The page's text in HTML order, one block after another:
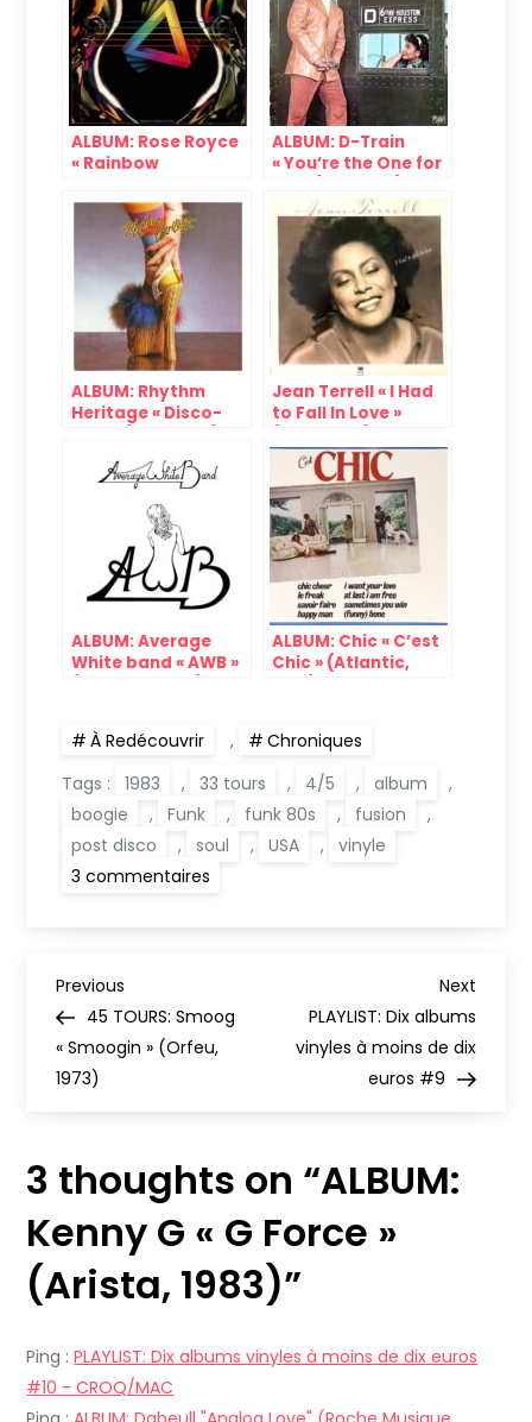
ALBUM: Rose Royce
« Rainbow
(Whitfield, 1979)
ALBUM: D-Train
« You’re the One for
ALBUM: Rhythm
Heritage « Disco-
Jean Terrell « I Had
to Fall In Love »
ALBUM: Average
White band « AWB »
ALBUM: Chic « C’est
Chic » (Atlantic,
À Redécouvrir ,
Chroniques
Tags :
1983 , 33 tours , 4/5 , album
,
boogie
, Funk , funk 80s , fusion
,
post disco
, soul , USA ,
vinyle
3 commentaires
N
a
i
g
a
i
Previous
Post
Previous
45 TOURS: Smoog
« Smoogin » (Orfeu,
1973)
Next
Post
Next
PLAYLIST: Dix albums
vinyles à moins de dix
euros #9
3 thoughts on “ALBUM:
Kenny G « G Force »
(Arista, 1983)”
Ping :PLAYLIST: Dix albums vinyles à moins de dix euros
#10 - CROQ/MAC